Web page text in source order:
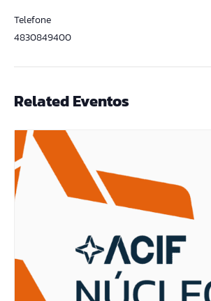
Telefone
4830849400
Related Eventos